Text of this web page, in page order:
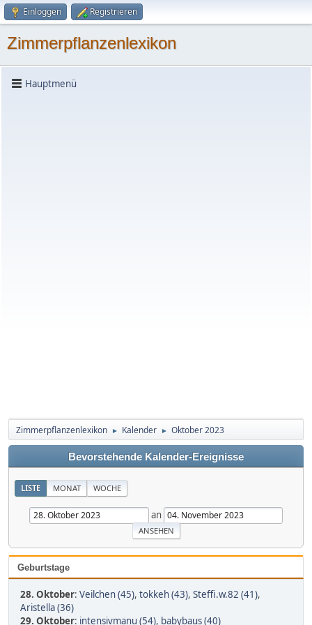
Einloggen Registrieren
Zimmerpflanzenlexikon
Hauptmenü
Zimmerpflanzenlexikon ► Kalender ► Oktober 2023
Bevorstehende Kalender-Ereignisse
LISTE MONAT WOCHE
an
Geburtstage
28. Oktober: Veilchen (45), tokkeh (43), Steffi.w.82 (41),
Aristella (36)
29. Oktober: intensivmanu (54), babybaus (40)